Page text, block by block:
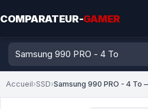
COMPARATEUR-GAMER
Accueil›SSD›Samsung 990 PRO - 4 To